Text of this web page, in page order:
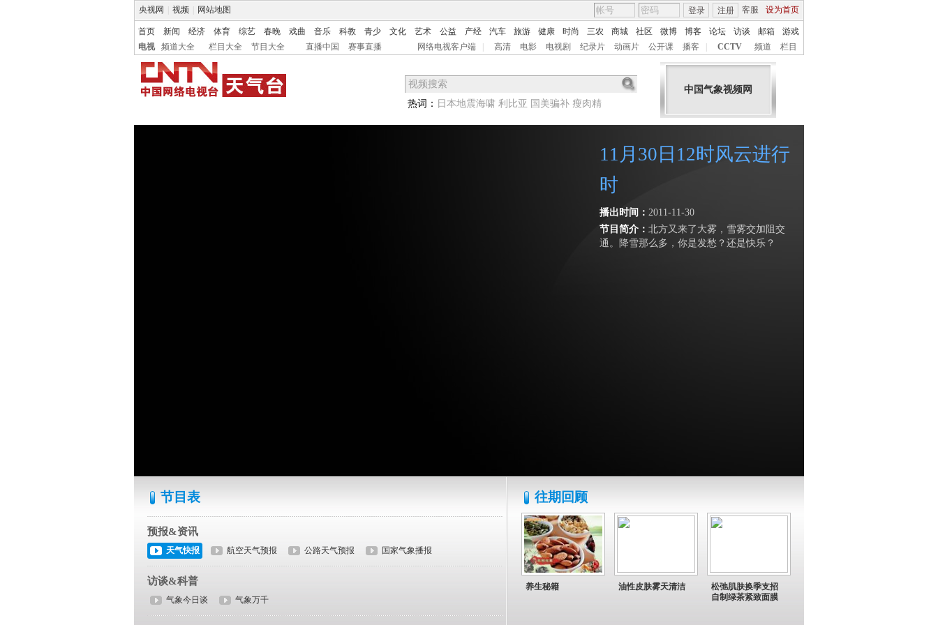
央视网 视频 网站地图 客服 设为首页
登录 注册
首页 新闻 经济 体育 综艺 春晚 戏曲 音乐 科教 青少 文化 艺术 公益 产经 汽车 旅游 健康 时尚 三农 商城 社区 微博 博客 论坛 访谈 邮箱
游戏
电视
频道大全 栏目大全 节目大全 直播中国 赛事直播 网络电视客户端 高清 电影 电视剧 纪录片 动画片 公开课 播客 CCTV 频道 栏目
中国气象视频网
热词： 日本地震海啸 利比亚 国美骗补 瘦肉精
11月30日12时风云进行
时
播出时间： 2011-11-30
节目简介： 北方又来了大雾，雪雾交加阻交
通。降雪那么多，你是发愁？还是快乐？
节目表
预报&资讯
天气快报 航空天气预报 公路天气预报 国家气象播报
访谈&科普
气象今日谈 气象万千
往期回顾
养生秘籍 油性皮肤雾天清洁
松弛肌肤换季支招
自制绿茶紧致面膜